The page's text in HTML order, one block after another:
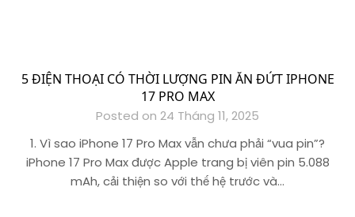
5 ĐIỆN THOẠI CÓ THỜI LƯỢNG PIN ĂN ĐỨT IPHONE
17 PRO MAX
Posted on 24 Tháng 11, 2025
1. Vì sao iPhone 17 Pro Max vẫn chưa phải “vua pin”?
iPhone 17 Pro Max được Apple trang bị viên pin 5.088
mAh, cải thiện so với thế hệ trước và…